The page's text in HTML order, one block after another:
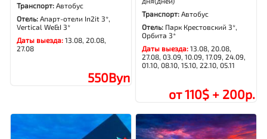
Транспорт:Автобус
Отель:Апарт-отели In2it 3*,
Vertical We&I 3*
Даты выезда:13.08, 20.08,
27.08
550Byn
Транспорт:Автобус
Отель: Парк Крестовский 3*,
Орбита 3*
Даты выезда:13.08, 20.08,
27.08, 03.09, 10.09, 17.09, 24.09,
01.10, 08.10, 15.10, 22.10, 05.11
от 110$ + 200р.